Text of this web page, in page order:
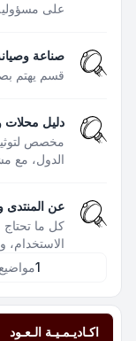
على
صناعة
قسم يهتم
دليل محلات
مخصص
الدول، مع
عن المنتدى
كل ما
الاستخدام،
1مواضيع
اكـاديـمـيـة الـعـود